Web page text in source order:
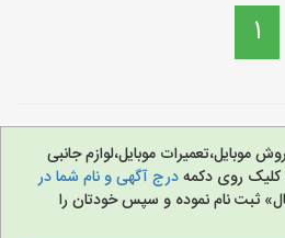
1
موبایل،تعمیرات موبایل،لوازم جانبی
کلیک روی دکمهدرج آگهی و نام شما در
ثبت نام نموده و سپس خودتان را